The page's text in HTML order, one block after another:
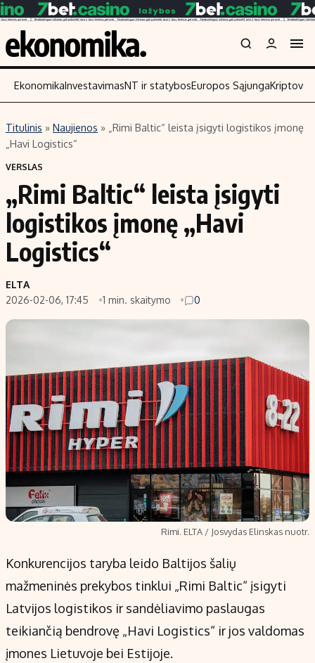
Turinys
Naujienos
Aplinka
Verslas
Energetika
Ekonomika
NT ir statybos
Įmonės
Žemės ūkis
Technologijos
Investavimas
Akcijų rinka
Saulės elektrinės
Kriptovaliutos
Infliacija
Nedarbo išmokos skaičiuoklė
Indėliai
Indėlių skaičiuoklė
Būsto finansai
Įdomios naujienos
Redakcija
Redakcijos politika
Privatumo politika
Turinio žymėjimo taisyklės
Kontaktai
Regionų naujienos
EkonomikaInvestavimasNT ir statybosEuropos Sąjunga
Titulinis » Naujienos » „Rimi Baltic“ leista įsigyti logistikos įmonę
„Havi Logistics“
VERSLAS
„Rimi Baltic“ leista įsigyti
logistikos įmonę „Havi
Logistics“
ELTA
2026-02-06, 17:45
1 min. skaitymo 0
Rimi. ELTA / Josvydas Elinskas nuotr.
Konkurencijos taryba leido Baltijos šalių
mažmeninės prekybos tinklui „Rimi Baltic“ įsigyti
Latvijos logistikos ir sandėliavimo paslaugas
teikiančią bendrovę „Havi Logistics“ ir jos valdomas
įmones Lietuvoje bei Estijoje.